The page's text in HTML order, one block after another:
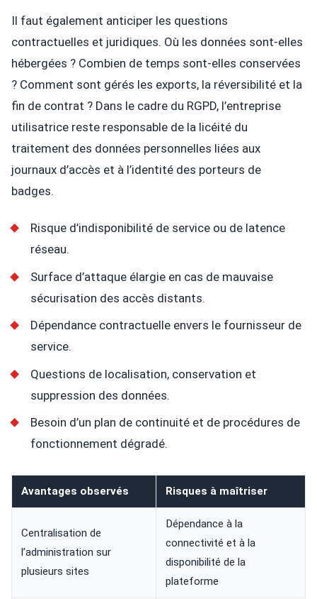
Il faut également anticiper les questions
contractuelles et juridiques. Où les données sont-elles
hébergées ? Combien de temps sont-elles conservées
? Comment sont gérés les exports, la réversibilité et la
fin de contrat ? Dans le cadre du RGPD, l’entreprise
utilisatrice reste responsable de la licéité du
traitement des données personnelles liées aux
journaux d’accès et à l’identité des porteurs de
badges.
Risque d’indisponibilité de service ou de latence
réseau.
Surface d’attaque élargie en cas de mauvaise
sécurisation des accès distants.
Dépendance contractuelle envers le fournisseur de
service.
Questions de localisation, conservation et
suppression des données.
Besoin d’un plan de continuité et de procédures de
fonctionnement dégradé.
Avantages observés Risques à maîtriser
Centralisation de
l’administration sur
plusieurs sites
Dépendance à la
connectivité et à la
disponibilité de la
plateforme